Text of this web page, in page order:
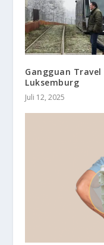
Gangguan
Luksemburg
Juli 12, 2025